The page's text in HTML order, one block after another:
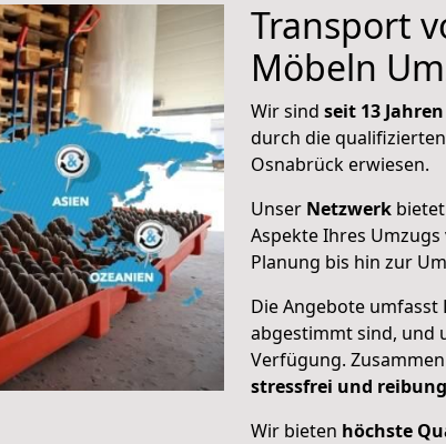
Transport
Möbeln
Wir sind seit 13
durch die
Osnabrück erwiesen.
Unser Netzwerk
Aspekte Ihres
Planung bis hin zur
Die Angebote
abgestimmt sind, und
Verfügung.
stressfrei und
Wir bieten höchste